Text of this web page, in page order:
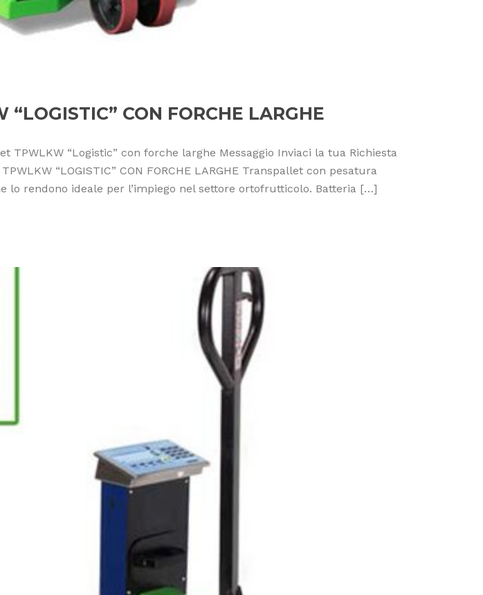
CON FORCHE LARGHE
TPWLKW “Logistic” con forche larghe Messaggio Inviaci la tua Richiesta
“LOGISTIC” CON FORCHE LARGHE Transpallet con pesatura
rendono ideale per l’impiego nel settore ortofrutticolo. Batteria […]